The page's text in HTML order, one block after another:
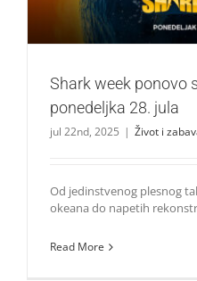
Shark week ponovo
ponedeljka 28. jula
jul 22nd, 2025 | Život i
Od jedinstvenog plesnog
okeana do napetih
Read More